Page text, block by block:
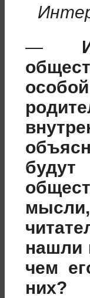
—
нашли
чем
них?